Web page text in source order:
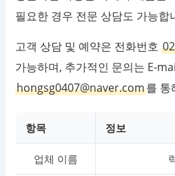
필요한 경우 전문 상담도 가능합
고객 상담 및 예약은 전화번호
가능하며, 추가적인 문의는 E-
hongsg0407@naver.com를 통
항목 정보
업체 이름